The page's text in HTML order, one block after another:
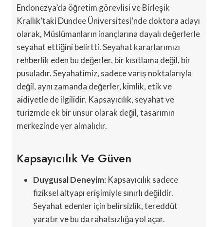
Endonezya’da öğretim görevlisi ve Birleşik
Krallık’taki Dundee Üniversitesi’nde doktora adayı
olarak, Müslümanların inançlarına dayalı değerlerle
seyahat ettiğini belirtti. Seyahat kararlarımızı
rehberlik eden bu değerler, bir kısıtlama değil, bir
pusuladır. Seyahatimiz, sadece varış noktalarıyla
değil, aynı zamanda değerler, kimlik, etik ve
aidiyetle de ilgilidir. Kapsayıcılık, seyahat ve
turizmde ek bir unsur olarak değil, tasarımın
merkezinde yer almalıdır.
Kapsayıcılık Ve Güven
Duygusal Deneyim: Kapsayıcılık sadece
fiziksel altyapı erişimiyle sınırlı değildir.
Seyahat edenler için belirsizlik, tereddüt
yaratır ve bu da rahatsızlığa yol açar.